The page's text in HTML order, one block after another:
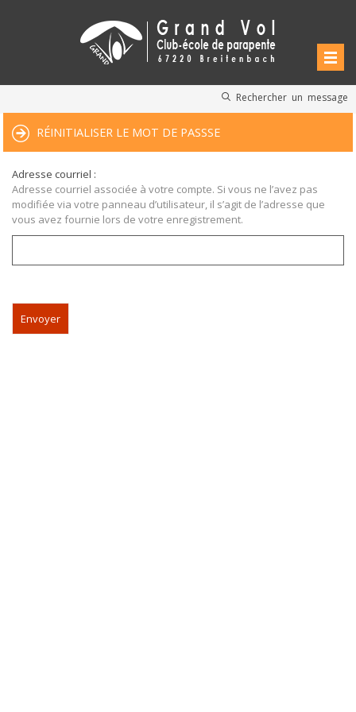
Rechercher un message
RÉINITIALISER LE MOT DE PASSSE
Adresse courriel :
Adresse courriel associée à votre compte. Si vous ne l’avez pas
modifiée via votre panneau d’utilisateur, il s’agit de l’adresse que
vous avez fournie lors de votre enregistrement.